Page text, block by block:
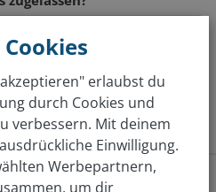
bewerten
erlaubst du
durch Cookies und
verbessern. Mit deinem
Einwilligung.
Werbepartnern,
um dir